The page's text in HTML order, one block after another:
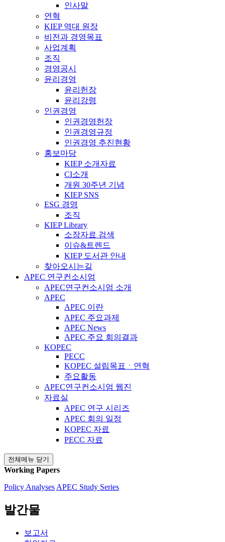
인사말
연혁
KIEP 역대 원장
비전과 경영목표
사업계획
조직
경영공시
윤리경영
윤리헌장
윤리강령
인권경영
인권경영헌장
인권경영규정
인권경영 추진현황
홍보마당
KIEP 소개자료
CI소개
개원 30주년 기념
KIEP SNS
ESG 경영
조직
KIEP Library
소장자료 검색
이슈&트렌드
KIEP 도서관 안내
찾아오시는길
APEC 연구컨소시엄
APEC연구컨소시엄 소개
APEC
APEC 이란
APEC 주요과제
APEC News
APEC 주요 회의결과
KOPEC
PECC
KOPEC 설립목표ㆍ연혁
주요활동
APEC연구컨소시엄 웹진
자료실
APEC 연구 시리즈
APEC 회의 일정
KOPEC 자료
PECC 자료
전체메뉴 닫기
Working Papers
Policy Analyses APEC Study Series
발간물
보고서